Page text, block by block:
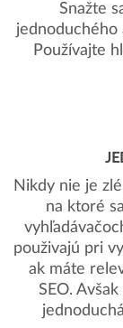
Snažte
jednoduchého
Používajte
Nikdy nie je
na ktoré
použivajú pri
ak máte
SEO.